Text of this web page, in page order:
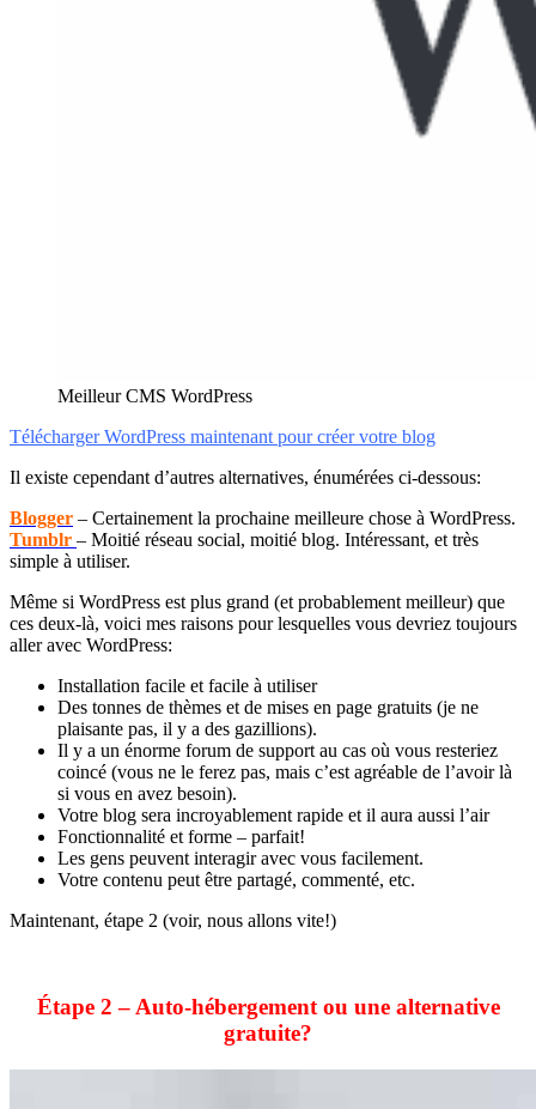
Meilleur CMS WordPress
Télécharger WordPress maintenant pour créer votre blog
Il existe cependant d’autres alternatives, énumérées ci-dessous:
Blogger – Certainement la prochaine meilleure chose à WordPress.
Tumblr – Moitié réseau social, moitié blog. Intéressant, et très
simple à utiliser.
Même si WordPress est plus grand (et probablement meilleur) que
ces deux-là, voici mes raisons pour lesquelles vous devriez toujours
aller avec WordPress:
Installation facile et facile à utiliser
Des tonnes de thèmes et de mises en page gratuits (je ne
plaisante pas, il y a des gazillions).
Il y a un énorme forum de support au cas où vous resteriez
coincé (vous ne le ferez pas, mais c’est agréable de l’avoir là
si vous en avez besoin).
Votre blog sera incroyablement rapide et il aura aussi l’air
Fonctionnalité et forme – parfait!
Les gens peuvent interagir avec vous facilement.
Votre contenu peut être partagé, commenté, etc.
Maintenant, étape 2 (voir, nous allons vite!)
Étape 2 – Auto-hébergement ou une alternative
gratuite?